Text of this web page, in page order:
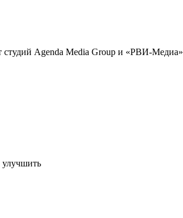
студий Agenda Media Group и «РВИ-Медиа»
улучшить